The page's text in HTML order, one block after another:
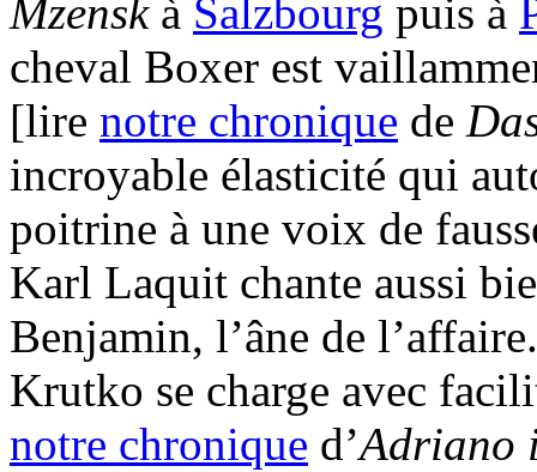
Mzenskà Salzbourg puis à
cheval Boxer est
[lire notre chronique de
incroyable élasticité qui
poitrine à une voix de
Karl Laquit chante aussi
Benjamin, l’âne de
Krutko se charge avec
notre chronique d’Adriano